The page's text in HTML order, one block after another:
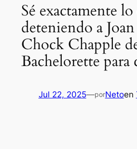
Sé exactamente lo
deteniendo a
Chock Chapple
Bachelorette para
Jul 22, 2025—porNetoen